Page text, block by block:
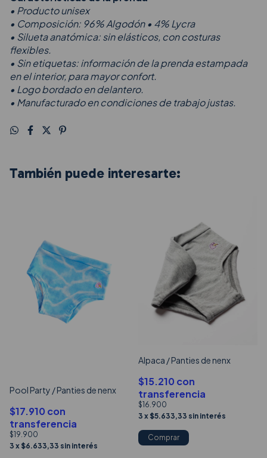
• Producto unisex
• Composición: 96% Algodón • 4% Lycra
• Silueta anatómica: sin elásticos, con costuras
flexibles.
• Sin etiquetas: información de la prenda estampada
en el interior, para mayor confort.
• Logo bordado en delantero.
• Manufacturado en condiciones de trabajo justas.
También puede interesarte:
Pool Party / Panties de nenx
$19.900
3 x $6.633,33 sin interés
$17.910 con
transferencia
Alpaca / Panties de nenx
$16.900
3 x $5.633,33 sin interés
$15.210 con
transferencia
Comprar